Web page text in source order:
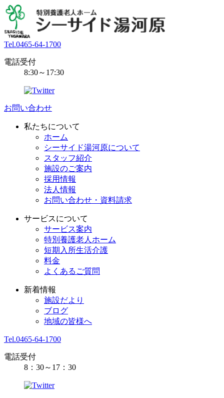
Tel.0465-64-1700
電話受付
8:30～17:30
お問い合わせ
私たちについて
ホーム
シーサイド湯河原について
スタッフ紹介
施設のご案内
採用情報
法人情報
お問い合わせ・資料請求
サービスについて
サービス案内
特別養護老人ホーム
短期入所生活介護
料金
よくあるご質問
新着情報
施設だより
ブログ
地域の皆様へ
Tel.0465-64-1700
電話受付
8：30～17：30